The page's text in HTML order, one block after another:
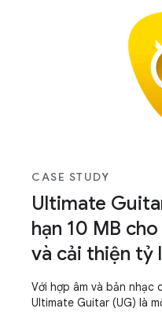
CASE STUDY
Ultimate
hạn 10 MB
và cải thiện tỷ
Với hợp âm và bản nhạc
Ultimate Guitar (UG) là